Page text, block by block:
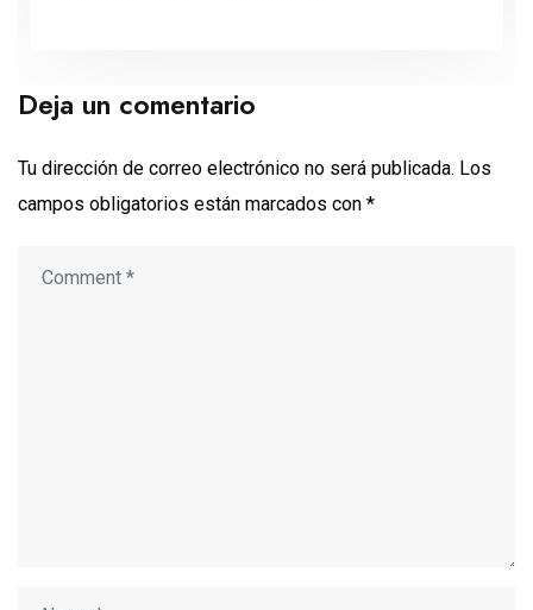
Deja un comentario
Tu dirección de correo electrónico no será publicada. Los
campos obligatorios están marcados con *